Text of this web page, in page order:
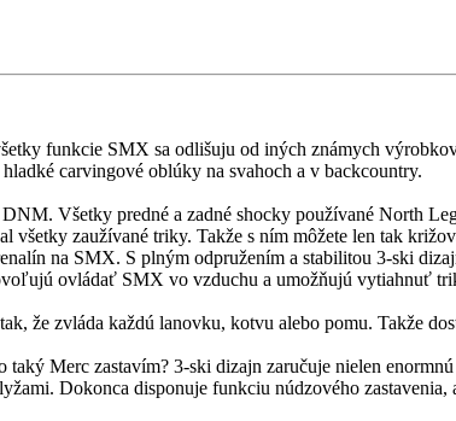
funkcie SMX sa odlišuju od iných známych
carvingové oblúky na svahoch a v backcountry.
Všetky predné a zadné shocky používané North
zaužívané triky. Takže s ním môžete len tak
na SMX. S plným odpružením a stabilitou 3-ski
ovládať SMX vo vzduchu a umožňujú vytiahnuť
že zvláda každú lanovku, kotvu alebo pomu. Takže
taký Merc zastavím? 3-ski dizajn zaručuje nielen
Dokonca disponuje funkciu núdzového zastavenia,